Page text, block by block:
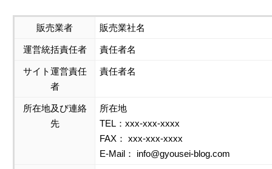
販売業者 販売業社名
運営統括責任者 責任者名
サイト運営責任
者
責任者名
所在地及び連絡
先
所在地
TEL：xxx-xxx-xxxx
FAX： xxx-xxx-xxxx
E-Mail： info@gyousei-blog.com